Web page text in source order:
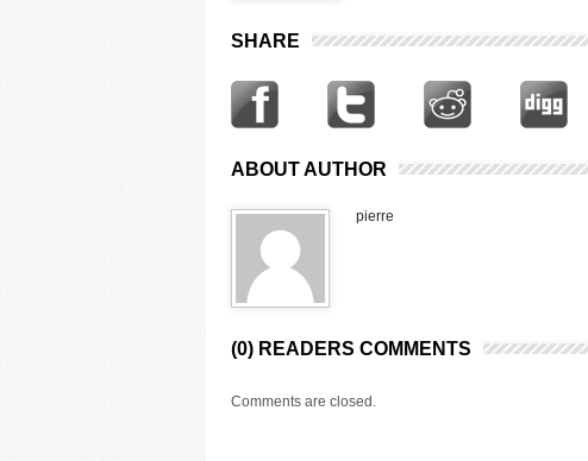
SHARE
ABOUT AUTHOR
pierre
(0) READERS COMMENTS
Comments are closed.